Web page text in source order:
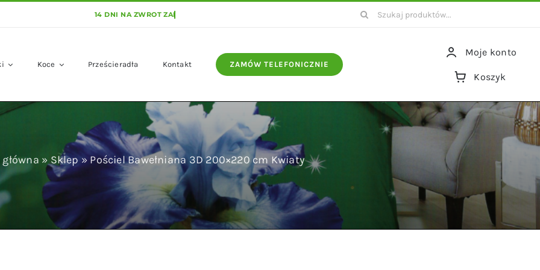
Szukaj
Koce Prześcieradła Kontakt ZAMÓW TELEFONICZNIE
Moje konto
Koszyk
» Sklep » Pościel Bawełniana 3D 200×220 cm Kwiaty